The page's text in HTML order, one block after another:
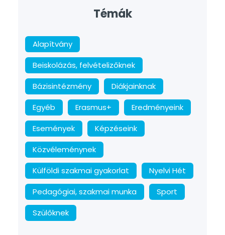
Témák
Alapítvány
Beiskolázás, felvételizőknek
Bázisintézmény
Diákjainknak
Egyéb
Erasmus+
Eredményeink
Események
Képzéseink
Közvéleménynek
Külföldi szakmai gyakorlat
Nyelvi Hét
Pedagógiai, szakmai munka
Sport
Szülőknek